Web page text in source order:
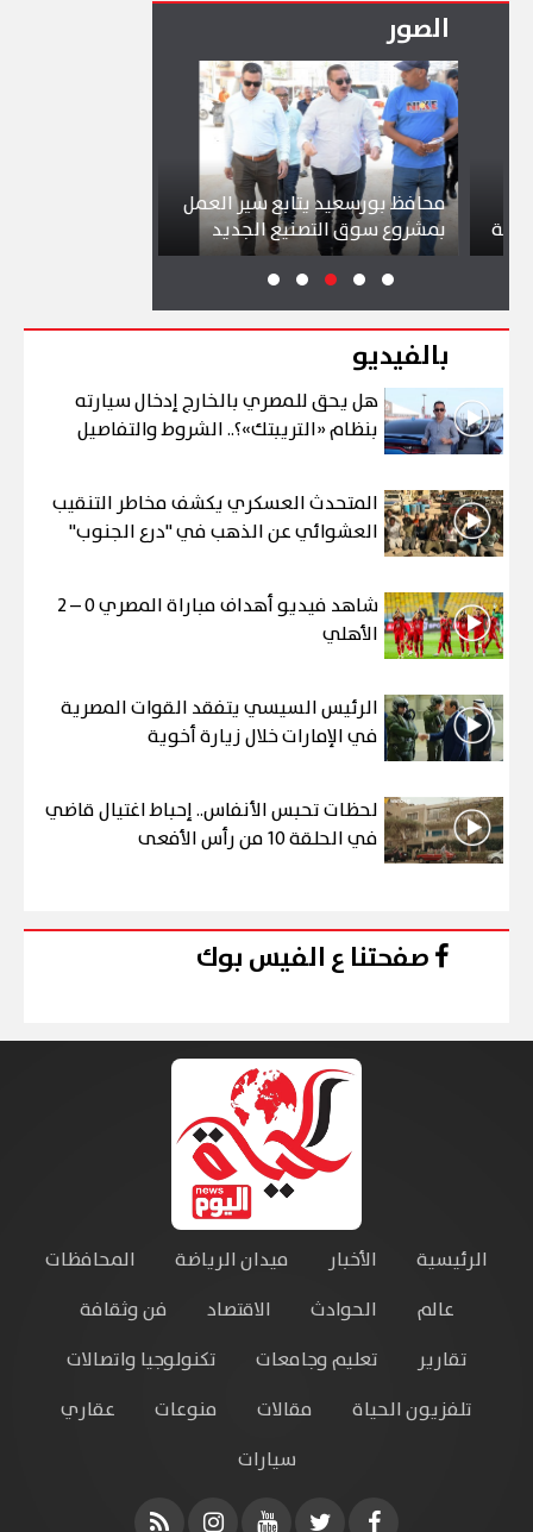
الصور
محافظ بورسعيد يتابع سير العمل
بمشروع سوق التصنيع الجديد
بالفيديو
هل يحق للمصري بالخارج إدخال سيارته
بنظام «التريبتك»؟.. الشروط والتفاصيل
المتحدث العسكري يكشف مخاطر التنقيب
العشوائي عن الذهب في "درع الجنوب"
شاهد فيديو أهداف مباراة المصري 0 – 2
الأهلي
الرئيس السيسي يتفقد القوات المصرية
في الإمارات خلال زيارة أخوية
لحظات تحبس الأنفاس.. إحباط اغتيال قاضي
في الحلقة 10 من رأس الأفعى
صفحتنا ع الفيس بوك
الرئيسية الأخبار ميدان الرياضة
المحافظات
عالم
الحوادث الاقتصاد
فن وثقافة
تقارير
تعليم وجامعات
تكنولوجيا واتصالات
تلفزيون الحياة
مقالات منوعات
عقاري
سيارات